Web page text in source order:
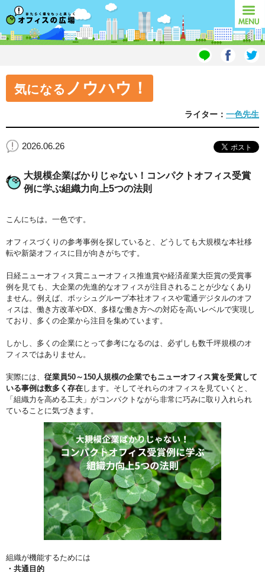
オフィスの広場 MENU
気になる ノウハウ！
ライター： 一色先生
2026.06.26
大規模企業ばかりじゃない！コンパクトオフィス受賞
例に学ぶ組織力向上5つの法則
こんにちは。一色です。
オフィスづくりの参考事例を探していると、どうしても大規模な本社移
転や新築オフィスに目が向きがちです。
日経ニューオフィス賞ニューオフィス推進賞や経済産業大臣賞の受賞事
例を見ても、大企業の先進的なオフィスが注目されることが少なくあり
ません。例えば、ボッシュグループ本社オフィスや電通デジタルのオフ
ィスは、働き方改革やDX、多様な働き方への対応を高いレベルで実現し
ており、多くの企業から注目を集めています。
しかし、多くの企業にとって参考になるのは、必ずしも数千坪規模のオ
フィスではありません。
実際には、 従業員50～150人規模の企業でもニューオフィス賞を受賞して
いる事例は数多く存在します。そしてそれらのオフィスを見ていくと、
「組織力を高める工夫」がコンパクトながら非常に巧みに取り入れられ
ていることに気づきます。
組織が機能するためには
・共通目的